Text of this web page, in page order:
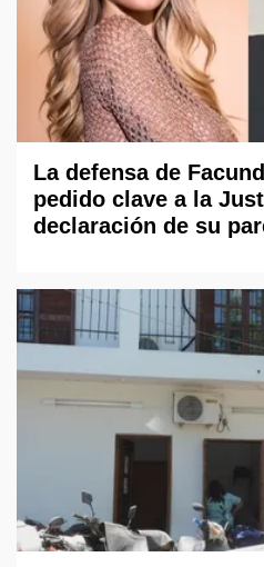
La defensa de
pedido clave a la
declaración de su